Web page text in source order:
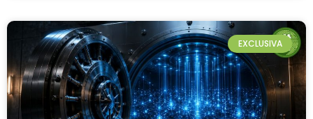
EXCLUSIVA